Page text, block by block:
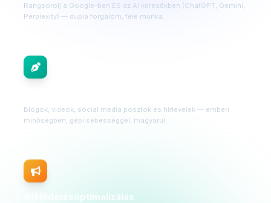
Rangsorolj a Google-ben ÉS az AI keresőkben (ChatGPT, Gemini,
Perplexity) — dupla forgalom, fele munka.
Blogok, videók, social média posztok és hírlevelek — emberi
minőségben, gépi sebességgel, magyarul.
AI Hirdetésoptimalizálás